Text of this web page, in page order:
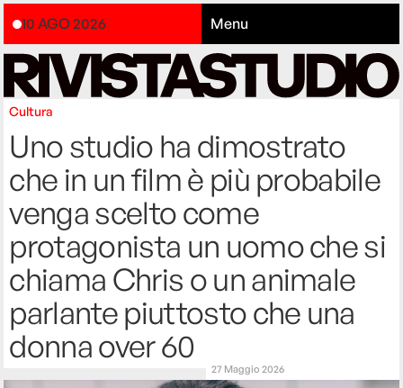
10 AGO 2026 Menu
Cultura
Uno studio ha dimostrato
che in un film è più probabile
venga scelto come
protagonista un uomo che si
chiama Chris o un animale
parlante piuttosto che una
donna over 60
27 Maggio 2026